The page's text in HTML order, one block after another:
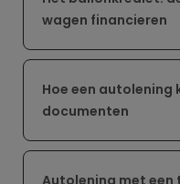
wagen financieren
Hoe een autolening
documenten